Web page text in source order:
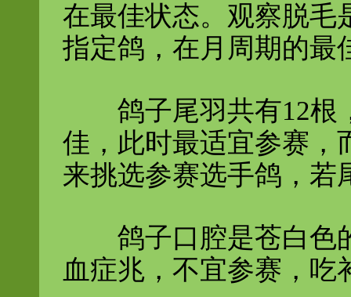
在最佳状态。观察脱毛
指定鸽，在月周期的最
鸽子尾羽共有12根
佳，此时最适宜参赛，
来挑选参赛选手鸽，若
鸽子口腔是苍白色
血症兆，不宜参赛，吃